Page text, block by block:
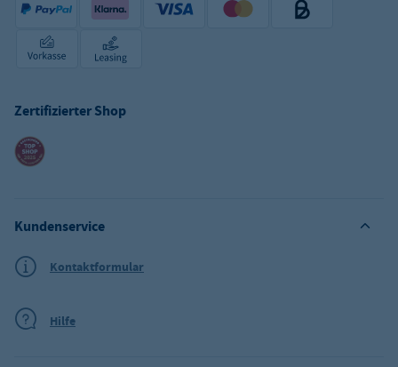
Zertifizierter Shop
Kundenservice
Kontaktformular
Hilfe